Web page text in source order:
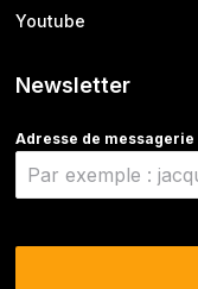
Youtube
Newsletter
Adresse de messagerie